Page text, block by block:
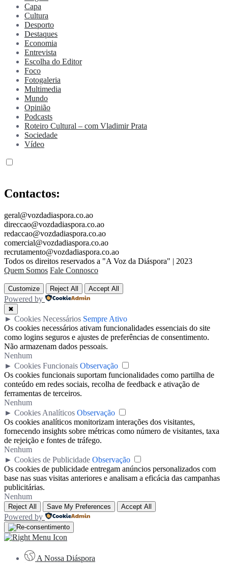
Capa
Cultura
Desporto
Destaques
Economia
Entrevista
Escolha do Editor
Foco
Fotogaleria
Multimedia
Mundo
Opinião
Podcasts
Roteiro Cultural – com Vladimir Prata
Sociedade
Vídeo
Contactos:
geral@vozdadiaspora.co.ao
direccao@vozdadiaspora.co.ao
redaccao@vozdadiaspora.co.ao
comercial@vozdadiaspora.co.ao
recrutamento@vozdadiaspora.co.ao
Todos os direitos reservados a "A Voz da Diáspora" | 2023
Quem Somos Fale Connosco
Customize Reject All Accept All
Powered by
✖
► Cookies Necessários Sempre Ativo
Os cookies necessários ativam funcionalidades essenciais do site
como logins seguros e ajustes de preferências de consentimento.
Não armazenam dados pessoais.
Nenhum
► Cookies Funcionais Observação
Os cookies funcionais suportam funcionalidades como partilha de
conteúdo em redes sociais, recolha de feedback e ativação de
ferramentas de terceiros.
Nenhum
► Cookies Analíticos Observação
Os cookies analíticos monitorizam interações dos visitantes,
fornecendo insights sobre métricas como número de visitantes, taxa
de rejeição e fontes de tráfego.
Nenhum
► Cookies de Publicidade Observação
Os cookies de publicidade entregam anúncios personalizados com
base nas suas visitas anteriores e analisam a eficácia das campanhas
publicitárias.
Nenhum
Reject All Save My Preferences Accept All
Powered by
A Nossa Diáspora